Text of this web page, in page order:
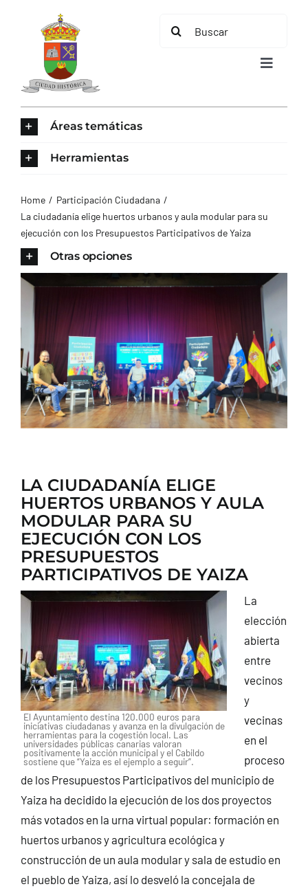
contenido
Buscar:
Toggle
AYUNTAMIENTO
TURISMO
CONTACTO
Áreas temáticas
Herramientas
Home
Participación Ciudadana
La ciudadanía elige huertos urbanos y aula modular para su
ejecución con los Presupuestos Participativos de Yaiza
Otras opciones
LA CIUDADANÍA ELIGE
HUERTOS URBANOS Y AULA
MODULAR PARA SU
EJECUCIÓN CON LOS
PRESUPUESTOS
PARTICIPATIVOS DE YAIZA
El Ayuntamiento destina 120.000 euros para
iniciativas ciudadanas y avanza en la divulgación de
herramientas para la cogestión local. Las
universidades públicas canarias valoran
positivamente la acción municipal y el Cabildo
sostiene que “Yaiza es el ejemplo a seguir”.
La
elección
abierta
entre
vecinos
y
vecinas
en el
proceso
de los Presupuestos Participativos del municipio de
Yaiza ha decidido la ejecución de los dos proyectos
más votados en la urna virtual popular: formación en
huertos urbanos y agricultura ecológica y
construcción de un aula modular y sala de estudio en
el pueblo de Yaiza, así lo desveló la concejala de